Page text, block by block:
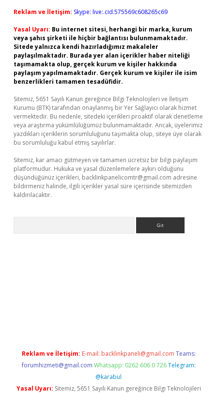
Reklam ve İletişim: Skype: live:.cid.575569c608265c69
Yasal Uyarı: Bu internet sitesi, herhangi bir marka, kurum
veya şahıs şirketi ile hiçbir bağlantısı bulunmamaktadır.
Sitede yalnızca kendi hazırladığımız makaleler
paylaşılmaktadır. Burada yer alan içerikler haber niteliği
taşımamakta olup, gerçek kurum ve kişiler hakkında
paylaşım yapılmamaktadır. Gerçek kurum ve kişiler ile isim
benzerlikleri tamamen tesadüfidir.
Sitemiz, 5651 Sayılı Kanun gereğince Bilgi Teknolojileri ve İletişim
Kurumu (BTK) tarafından onaylanmış bir Yer Sağlayıcı olarak hizmet
vermektedir. Bu nedenle, sitedeki içerikleri proaktif olarak denetleme
veya araştırma yükümlülüğümüz bulunmamaktadır. Ancak, üyelerimiz
yazdıkları içeriklerin sorumluluğunu taşımakta olup, siteye üye olarak
bu sorumluluğu kabul etmiş sayılırlar.
Sitemiz, kar amacı gütmeyen ve tamamen ücretsiz bir bilgi paylaşım
platformudur. Hukuka ve yasal düzenlemelere aykırı olduğunu
düşündüğünüz içerikleri, backlinkpanelicomtr@gmail.com adresine
bildirmeniz halinde, ilgili içerikler yasal süre içerisinde sitemizden
kaldırılacaktır.
Reklam ve İletişim: E-mail: backlinkpaneli@gmail.com Teams:
forumhizmeti@gmail.com Whatsapp: 0262 606 0 726 Telegram:
@karabul
Yasal Uyarı: Sitemiz, 5651 Sayılı Kanun gereğince Bilgi Teknolojileri